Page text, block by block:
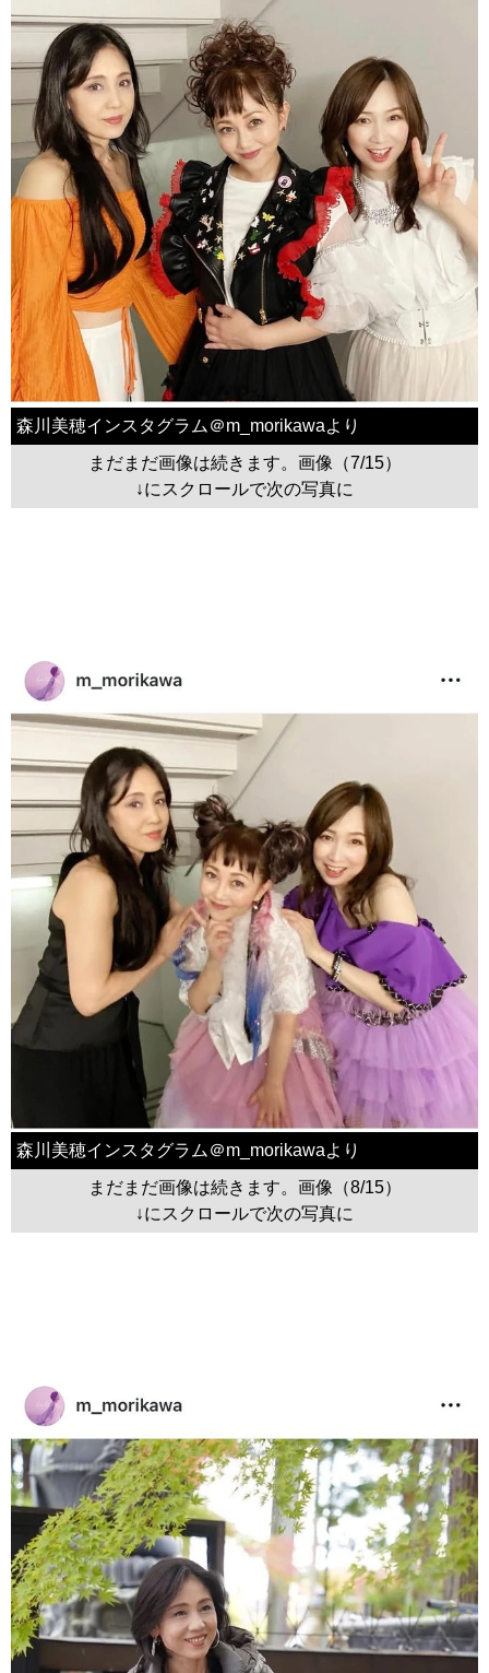
森川美穂インスタグラム＠m_morikawaより
まだまだ画像は続きます。画像（7/15）
↓にスクロールで次の写真に
森川美穂インスタグラム＠m_morikawaより
まだまだ画像は続きます。画像（8/15）
↓にスクロールで次の写真に